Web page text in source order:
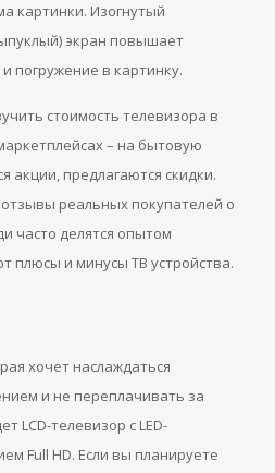
картинки. Изогнутый
экран повышает
погружение в картинку.
стоимость телевизора в
– на бытовую
акции, предлагаются скидки.
реальных покупателей о
часто делятся опытом
плюсы и минусы ТВ устройства.
хочет наслаждаться
и не переплачивать за
LCD-телевизор с LED-
Full HD. Если вы планируете